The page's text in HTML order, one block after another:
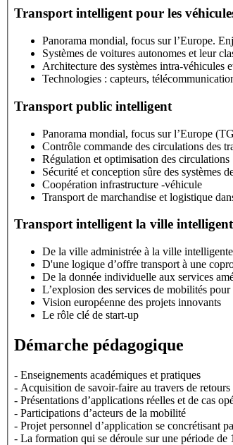
Transport intelligent pour les
Panorama mondial, focus sur l’Europe.
Systèmes de voitures autonomes et leur
Architecture des systèmes intra-véhicules
Technologies : capteurs,
Transport public intelligent
Panorama mondial, focus sur l’Europe
Régulation et optimisation des circulations
Sécurité et conception sûre des systèmes
Coopération infrastructure -véhicule
Transport de marchandise et logistique
Transport intelligent la ville
De la ville administrée à la ville intelligente
D'une logique d’offre transport à une
De la donnée individuelle aux services
L’explosion des services de mobilités pour
Vision européenne des projets innovants
Le rôle clé de start-up
Démarche pédagogique
- Enseignements académiques et pratiques
- Acquisition de savoir-faire au travers de retours
- Présentations d’applications réelles et de cas
- Participations d’acteurs de la mobilité
- Projet personnel d’application se concrétisant
- La formation qui se déroule sur une période de